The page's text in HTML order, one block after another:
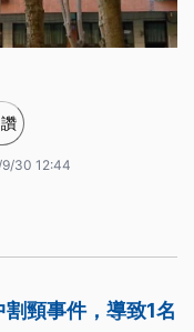
讚
30 12:44
頸事件，導致1名